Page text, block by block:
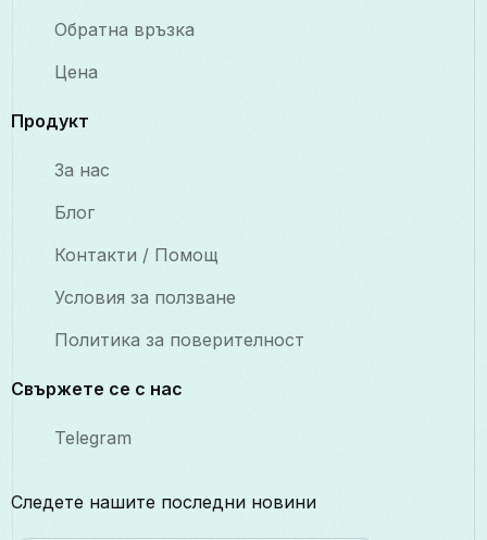
Обратна връзка
Цена
Продукт
За нас
Блог
Контакти / Помощ
Условия за ползване
Политика за поверителност
Свържете се с нас
Telegram
Следете нашите последни новини